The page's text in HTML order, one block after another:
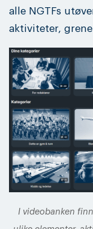
alle NGTFs
aktiviteter,
I videobanken